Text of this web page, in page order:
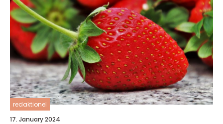
redaktionel
17. January 2024